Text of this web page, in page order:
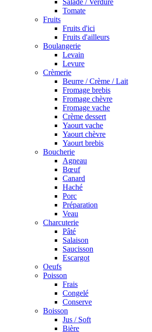
Salade / Verdure
Tomate
Fruits
Fruits d'ici
Fruits d'ailleurs
Boulangerie
Levain
Levure
Crèmerie
Beurre / Crème / Lait
Fromage brebis
Fromage chèvre
Fromage vache
Crème dessert
Yaourt vache
Yaourt chèvre
Yaourt brebis
Boucherie
Agneau
Bœuf
Canard
Haché
Porc
Préparation
Veau
Charcuterie
Pâté
Salaison
Saucisson
Escargot
Oeufs
Poisson
Frais
Congelé
Conserve
Boisson
Jus / Soft
Bière